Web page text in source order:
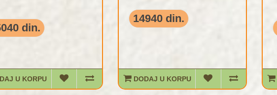
din.
U KORPU
14940 din.
DODAJ U KORPU